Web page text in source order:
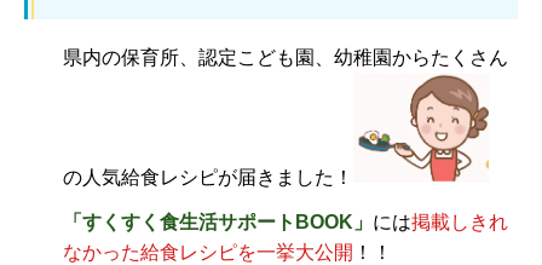
県内の保育所、認定こども園、幼稚園からたくさん
の人気給食レシピが届きました！
「すくすく 食生活サポートBOOK 」 には掲載しきれ
なかった給食レシピを一挙大公開 ！！